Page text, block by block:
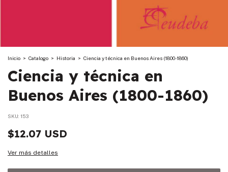
Inicio > Catalogo > Historia > Ciencia y técnica en Buenos Aires (1800-1860)
Ciencia y técnica en
Buenos Aires (1800-1860)
SKU: 153
$12.07 USD
Ver más detalles